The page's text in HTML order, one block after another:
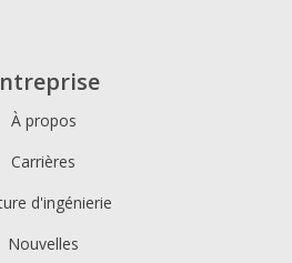
À propos
Carrières
d'ingénierie
Nouvelles